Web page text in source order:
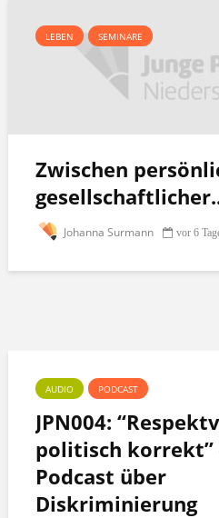
LEBEN SEMINARE
Zwischen
Johanna Surmann vor 6
AUDIO PODCAST
JPN004:
politisch korrekt”
Podcast über
Diskriminierung